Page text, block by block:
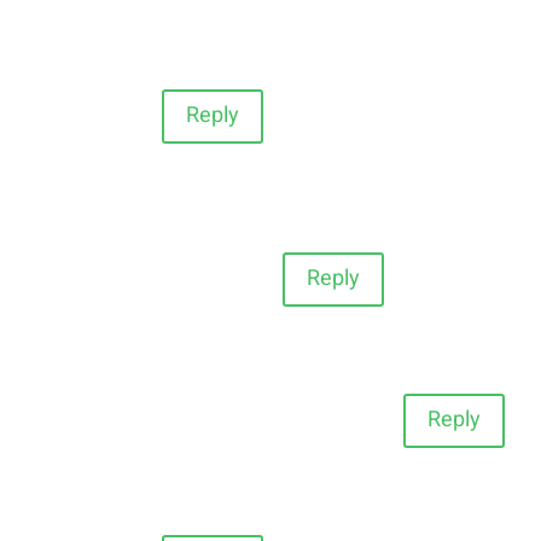
Reply
Reply
Reply